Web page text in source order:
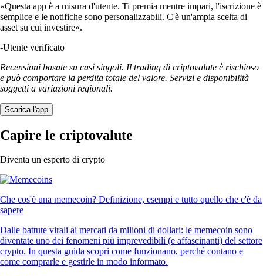
«Questa app è a misura d'utente. Ti premia mentre impari, l'iscrizione è
semplice e le notifiche sono personalizzabili. C'è un'ampia scelta di
asset su cui investire».
-Utente verificato
Recensioni basate su casi singoli. Il trading di criptovalute è rischioso
e può comportare la perdita totale del valore. Servizi e disponibilità
soggetti a variazioni regionali.
Scarica l'app
Capire le criptovalute
Diventa un esperto di crypto
Che cos'è una memecoin? Definizione, esempi e tutto quello che c'è da
sapere
Dalle battute virali ai mercati da milioni di dollari: le memecoin sono
diventate uno dei fenomeni più imprevedibili (e affascinanti) del settore
crypto. In questa guida scopri come funzionano, perché contano e
come comprarle e gestirle in modo informato.